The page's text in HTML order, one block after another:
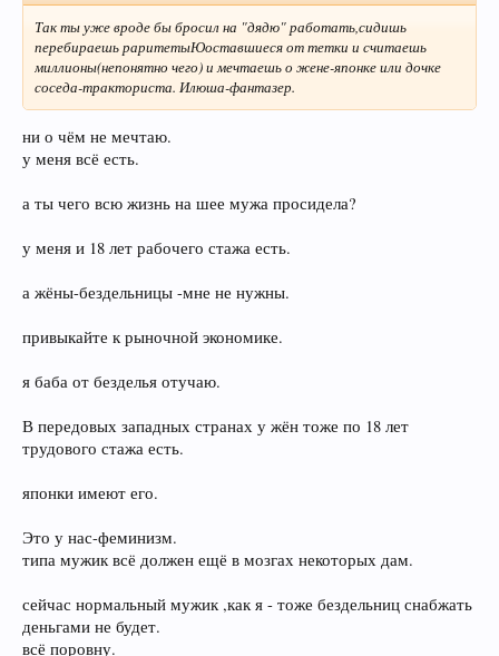
Так ты уже вроде бы бросил на "дядю" работать,сидишь
перебираешь раритетыЮоставшиеся от тетки и считаешь
миллионы(непонятно чего) и мечтаешь о жене-японке или дочке
соседа-тракториста. Илюша-фантазер.
ни о чём не мечтаю.
у меня всё есть.
а ты чего всю жизнь на шее мужа просидела?
у меня и 18 лет рабочего стажа есть.
а жёны-бездельницы -мне не нужны.
привыкайте к рыночной экономике.
я баба от безделья отучаю.
В передовых западных странах у жён тоже по 18 лет
трудового стажа есть.
японки имеют его.
Это у нас-феминизм.
типа мужик всё должен ещё в мозгах некоторых дам.
сейчас нормальный мужик ,как я - тоже бездельниц снабжать
деньгами не будет.
всё поровну.